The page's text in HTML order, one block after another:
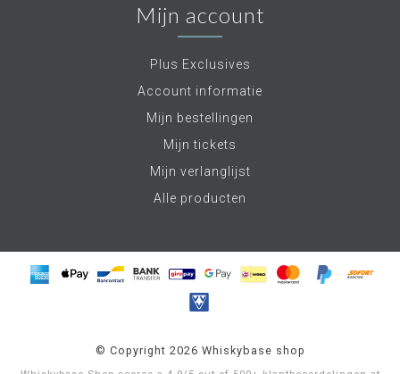
Mijn account
Plus Exclusives
Account informatie
Mijn bestellingen
Mijn tickets
Mijn verlanglijst
Alle producten
© Copyright 2026 Whiskybase shop